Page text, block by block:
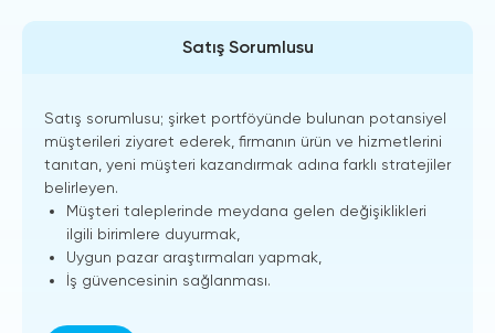
Satış Sorumlusu
Satış sorumlusu; şirket portföyünde bulunan potansiyel
müşterileri ziyaret ederek, firmanın ürün ve hizmetlerini
tanıtan, yeni müşteri kazandırmak adına farklı stratejiler
belirleyen.
Müşteri taleplerinde meydana gelen değişiklikleri
ilgili birimlere duyurmak,
Uygun pazar araştırmaları yapmak,
İş güvencesinin sağlanması.